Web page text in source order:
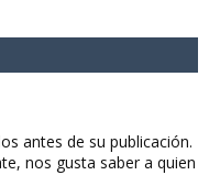
antes de su publicación.
nos gusta saber a quien